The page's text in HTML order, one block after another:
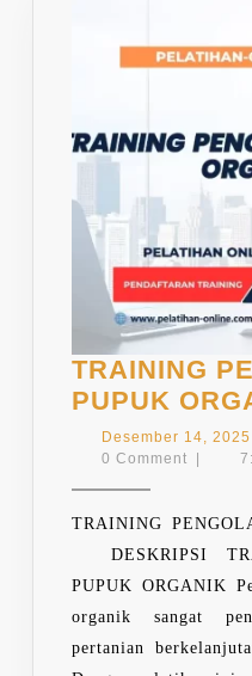
TRAINING
PUPUK
Desember 14, 2025
0 Comment
TRAINING
DESKRIPSI
PUPUK ORGANIK
organik sangat
pertanian